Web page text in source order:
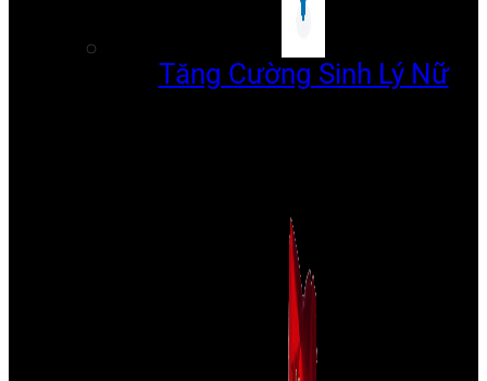
Tăng Cường Sinh Lý Nữ